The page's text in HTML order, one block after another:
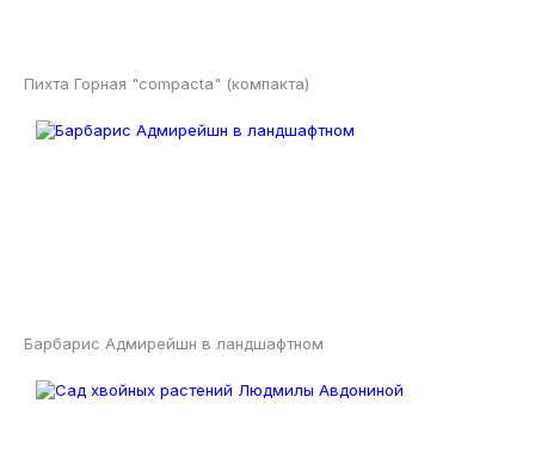
Пихта Горная "compacta" (компакта)
Барбарис Адмирейшн в ландшафтном